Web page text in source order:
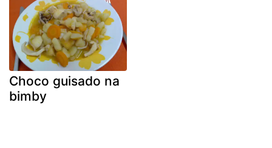
Choco guisado na
bimby